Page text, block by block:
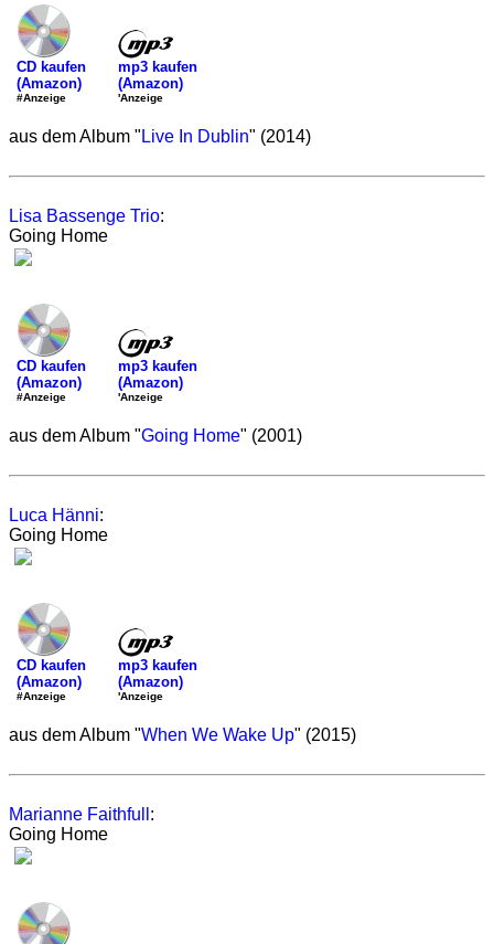
CD kaufen
(Amazon)
#Anzeige
mp3 kaufen
(Amazon)
'Anzeige
aus dem Album " Live In Dublin" (2014)
Lisa Bassenge Trio:
Going Home
CD kaufen
(Amazon)
#Anzeige
mp3 kaufen
(Amazon)
'Anzeige
aus dem Album "Going Home" (2001)
Luca Hänni:
Going Home
CD kaufen
(Amazon)
#Anzeige
mp3 kaufen
(Amazon)
'Anzeige
aus dem Album "When We Wake Up" (2015)
Marianne Faithfull :
Going Home